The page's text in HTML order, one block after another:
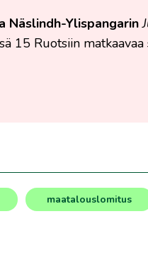
Näslindh-Ylispangarin
15 Ruotsiin
maatalouslomitus